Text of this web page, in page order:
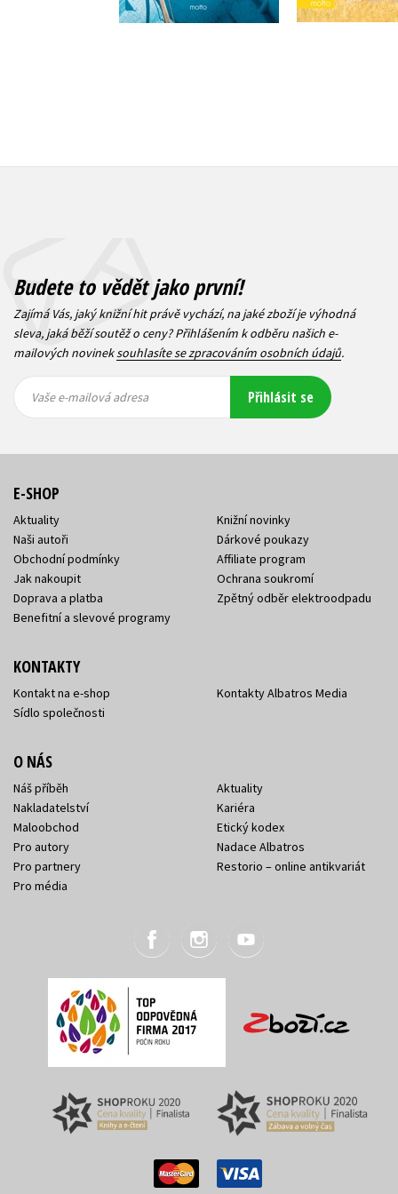
Budete to vědět jako první!
Zajímá Vás, jaký knižní hit právě vychází, na jaké zboží je výhodná
sleva, jaká běží soutěž o ceny? Přihlášením k odběru našich e-
mailových novineksouhlasíte se zpracováním osobních údajů.
mailová
mailová
Vaše e-mailová adresa Přihlásit se
E-SHOP
Aktuality
Naši autoři
Obchodní podmínky
Jak nakoupit
Doprava a platba
Benefitní a slevové programy
Knižní novinky
Dárkové poukazy
Affiliate program
Ochrana soukromí
Zpětný odběr elektroodpadu
KONTAKTY
Kontakt na e-shop
Sídlo společnosti
Kontakty Albatros Media
O NÁS
Náš příběh
Nakladatelství
Maloobchod
Pro autory
Pro partnery
Pro média
Aktuality
Kariéra
Etický kodex
Nadace Albatros
Restorio – online antikvariát